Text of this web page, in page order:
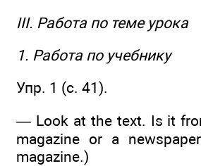
III. Работа по теме урока
1. Работа по учебнику
Упр. 1 (с. 41).
— Look at the text. Is it
magazine or a
magazine.)